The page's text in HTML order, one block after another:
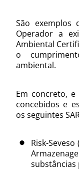
São exemplos
Operador a
Ambiental
o
ambiental.
Em concreto,
concebidos e
os seguintes
Risk-
substâncias